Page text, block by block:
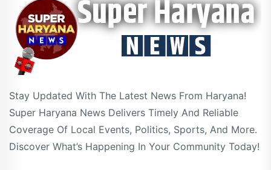
Stay Updated With The Latest News From Haryana!
Super Haryana News Delivers Timely And Reliable
Coverage Of Local Events, Politics, Sports, And More.
Discover What’s Happening In Your Community Today!